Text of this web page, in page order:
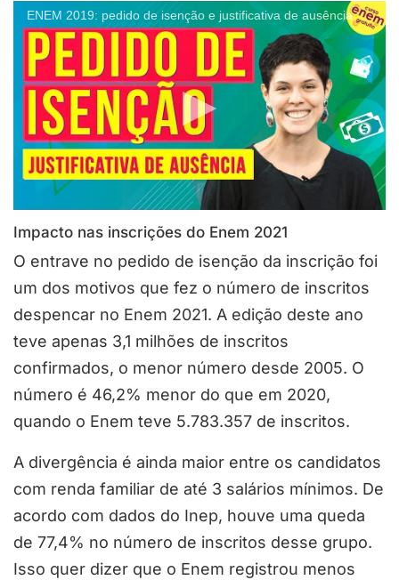
ENEM 2019: pedido de isenção e justificativa de ausência
Impacto nas inscrições do Enem 2021
O entrave no pedido de isenção da inscrição foi
um dos motivos que fez o número de inscritos
despencar no Enem 2021. A edição deste ano
teve apenas 3,1 milhões de inscritos
confirmados, o menor número desde 2005. O
número é 46,2% menor do que em 2020,
quando o Enem teve 5.783.357 de inscritos.
A divergência é ainda maior entre os candidatos
com renda familiar de até 3 salários mínimos. De
acordo com dados do Inep, houve uma queda
de 77,4% no número de inscritos desse grupo.
Isso quer dizer que o Enem registrou menos